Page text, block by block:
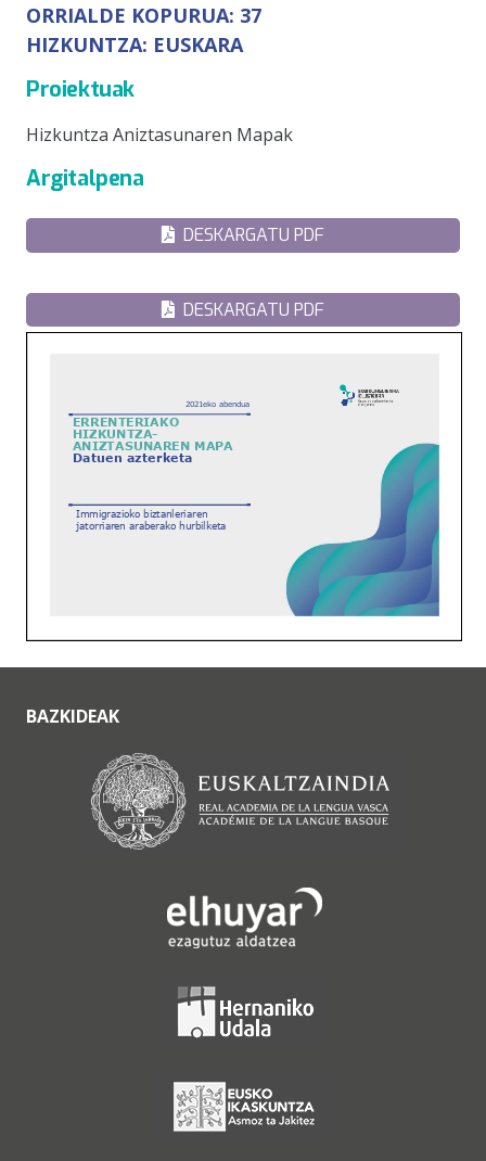
ORRIALDE KOPURUA: 37
HIZKUNTZA: EUSKARA
Proiektuak
Hizkuntza Aniztasunaren Mapak
Argitalpena
DESKARGATU PDF
DESKARGATU PDF
BAZKIDEAK